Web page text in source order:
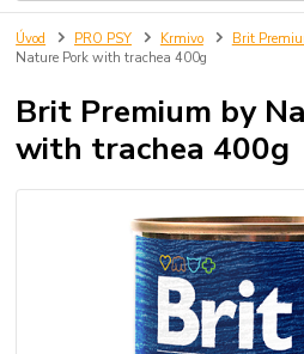
Úvod PRO PSY Krmivo Brit
Nature Pork with trachea 400g
Brit Premium by
with trachea 400g